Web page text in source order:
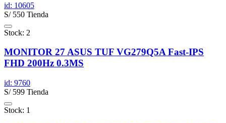
id: 10605
S/ 550 Tienda
Stock: 2
MONITOR 27 ASUS TUF VG279Q5A Fast-IPS
FHD 200Hz 0.3MS
id: 9760
S/ 599 Tienda
Stock: 1